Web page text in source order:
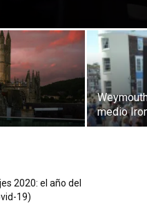
medio
2020: el año del
19)